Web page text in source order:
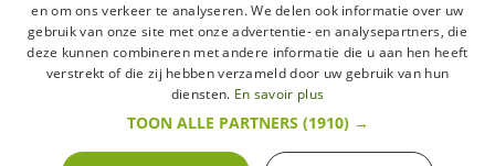
Ik ga akkoord metde Wettelijke vermeldingen
Alle merken
Algemene verkoopsvoorwaarden
Wettelijke vermeldingen
withdrawal rights
Veelgestelde vragen
Alle rechten voorbehouden ©2015 Les Secrets du Chef/Alle prijzen op deze website
ENGLISH
en om ons verkeer te analyseren. We delen ook informatie over uw
gebruik van onze site met onze advertentie- en analysepartners, die
deze kunnen combineren met andere informatie die u aan hen heeft
verstrekt of die zij hebben verzameld door uw gebruik van hun
diensten. En savoir plus
TOON ALLE PARTNERS (1910) →